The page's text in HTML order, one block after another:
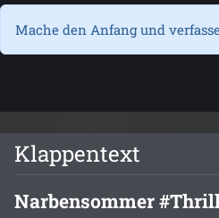
Mache den Anfang und
Klappentext
Narbensommer